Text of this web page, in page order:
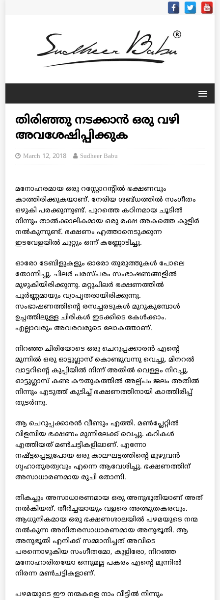
തിരിഞ്ഞു നടക്കാന്‍ ഒരു വഴി
അവശേഷിപ്പിക്കുക
March 12, 2018 Sudheer Babu
മനോഹരമായ ഒരു റസ്റ്റോറന്റില്‍ ഭക്ഷണവും
കാത്തിരിക്കുകയാണ്. നേരിയ ശബ്ധത്തില്‍ സംഗീതം
ഒഴുകി പരക്കുന്നുണ്ട്. പുറത്തെ കഠിനമായ ചൂടില്‍
നിന്നും താല്‍ക്കാലികമായ ഒരു രക്ഷ അകത്തെ കുളിര്‍
നല്‍കുന്നുണ്ട്. ഭക്ഷണം എത്താനെടുക്കുന്ന
ഇടവേളയില്‍ ചുറ്റും ഒന്ന് കണ്ണോടിച്ചു.
ഓരോ ടേബിളുകളും ഓരോ തുരുത്തുകള്‍ പോലെ
തോന്നിച്ചു. ചിലര്‍ പരസ്പരം സംഭാഷണങ്ങളില്‍
മുഴുകിയിരിക്കുന്നു. മറ്റുചിലര്‍ ഭക്ഷണത്തില്‍
പൂര്‍ണ്ണമായും വ്യാപൃതരായിരിക്കുന്നു.
സംഭാഷണത്തിന്റെ രസച്ചരടുകള്‍ മുറുകുമ്പോള്‍
ഉച്ചത്തിലുള്ള ചിരികള്‍ ഇടക്കിടെ കേള്‍ക്കാം.
എല്ലാവരും അവരവരുടെ ലോകത്താണ്.
നിറഞ്ഞ ചിരിയോടെ ഒരു ചെറുപ്പക്കാരന്‍ എന്റെ
മുന്നില്‍ ഒരു ഓട്ടുഗ്ലാസ് കൊണ്ടുവന്നു വെച്ചു. മിനറല്‍
വാട്ടറിന്റെ കുപ്പിയില്‍ നിന്ന് അതില്‍ വെള്ളം നിറച്ചു.
ഓട്ടുഗ്ലാസ് കണ്ട കൗതുകത്തില്‍ അല്പ്പം ജലം അതില്‍
നിന്നും എടുത്ത് കുടിച്ച് ഭക്ഷണത്തിനായി കാത്തിരിപ്പ്
തുടര്‍ന്നു.
ആ ചെറുപ്പക്കാരന്‍ വീണ്ടും എത്തി. മണ്‍പ്ലേറ്റില്‍
വിളമ്പിയ ഭക്ഷണം മുന്നിലേക്ക് വെച്ചു. കറികള്‍
എത്തിയത് മണ്‍ചട്ടികളിലാണ്. എന്നോ
നഷ്ട്ടപ്പെട്ടുപോയ ഒരു കാലഘട്ടത്തിന്റെ മുഴുവന്‍
ഗൃഹാതുരത്വവും എന്നെ ആവേശിച്ചു. ഭക്ഷണത്തിന്
അസാധാരണമായ രുചി തോന്നി.
തികച്ചും അസാധാരണമായ ഒരു അനുഭൂതിയാണ് അത്
നല്‍കിയത്. തീര്‍ച്ചയായും വളരെ അത്ഭുതകരവും.
ആധുനികമായ ഒരു ഭക്ഷണശാലയില്‍ പഴമയുടെ നന്മ
നല്‍കുന്ന അനിതരസാധാരണമായ അനുഭൂതി. ആ
അനുഭൂതി എനിക്ക് സമ്മാനിച്ചത് അവിടെ
പരന്നൊഴുകിയ സംഗീതമോ, കുളിരോ, നിറഞ്ഞ
മനോഹാരിതയോ ഒന്നുമല്ല പകരം എന്റെ മുന്നില്‍
നിരന്ന മണ്‍ചട്ടികളാണ്.
പഴമയുടെ ഈ നന്മകളെ നാം വീട്ടില്‍ നിന്നും